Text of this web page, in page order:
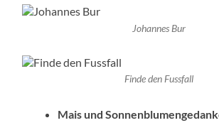
Johannes Bur
Finde den Fussfall
Mais und